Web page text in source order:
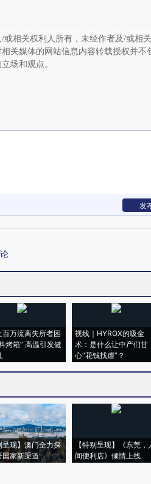
相关权利人所有，未经作者及/或相关
关媒体的网站信息内容转载授权并不
场和观点。
发
百万流离失所者困
烤箱” 高温引发健
视线｜HYROX的吸金
术：是什么让中产们甘
心“花钱找虐”？
呈现】澳门全力探
国家新渠道
【特别呈现】《东莞，
间便利店》倾情上线